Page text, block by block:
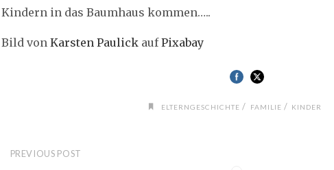
Kindern in das Baumhaus kommen…..
Bild von Karsten PaulickaufPixabay
ELTERNGESCHICHTE / FAMILIE / KINDER
PREVIOUS POST